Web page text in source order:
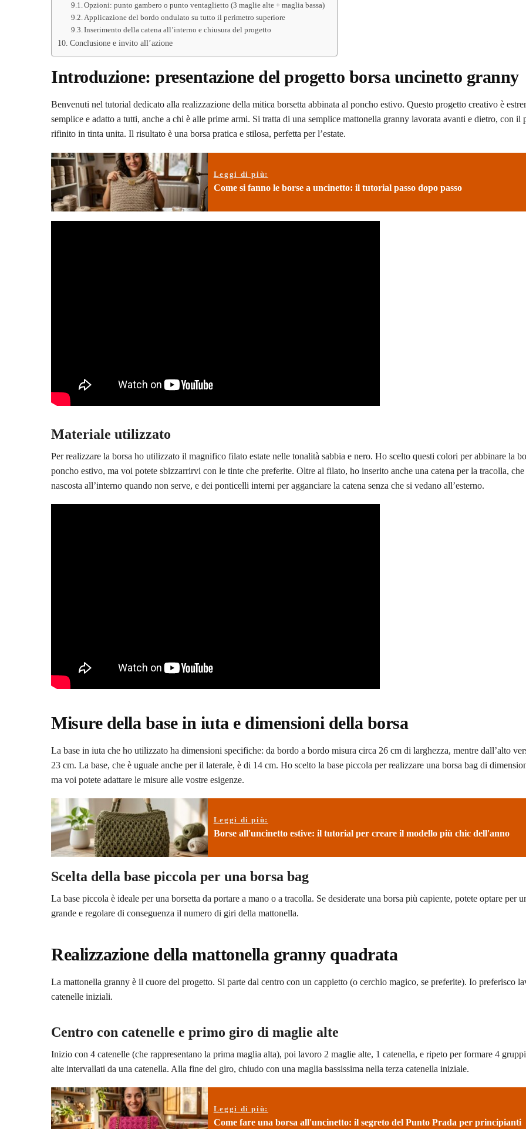
Opzioni: punto gambero o punto ventaglietto (3 maglie alte + maglia bassa)
Applicazione del bordo ondulato su tutto il perimetro superiore
Inserimento della catena all’interno e chiusura del progetto
Conclusione e invito all’azione
Introduzione: presentazione del progetto borsa uncinetto granny
Benvenuti nel tutorial dedicato alla realizzazione della mitica borsetta abbinata al poncho estivo. Questo progetto creativo è
semplice e adatto a tutti, anche a chi è alle prime armi. Si tratta di una semplice mattonella granny lavorata avanti e dietro, con il
rifinito in tinta unita. Il risultato è una borsa pratica e stilosa, perfetta per l’estate.
Leggi di più:
Come si fanno le borse a uncinetto: il tutorial passo dopo passo
Materiale utilizzato
Per realizzare la borsa ho utilizzato il magnifico filato estate nelle tonalità sabbia e nero. Ho scelto questi colori per abbinare la
poncho estivo, ma voi potete sbizzarrirvi con le tinte che preferite. Oltre al filato, ho inserito anche una catena per la tracolla, che
nascosta all’interno quando non serve, e dei ponticelli interni per agganciare la catena senza che si vedano all’esterno.
Misure della base in iuta e dimensioni della borsa
La base in iuta che ho utilizzato ha dimensioni specifiche: da bordo a bordo misura circa 26 cm di larghezza, mentre dall’alto
23 cm. La base, che è uguale anche per il laterale, è di 14 cm. Ho scelto la base piccola per realizzare una borsa bag di
ma voi potete adattare le misure alle vostre esigenze.
Leggi di più:
Borse all'uncinetto estive: il tutorial per creare il modello più chic dell'anno
Scelta della base piccola per una borsa bag
La base piccola è ideale per una borsetta da portare a mano o a tracolla. Se desiderate una borsa più capiente, potete optare per
grande e regolare di conseguenza il numero di giri della mattonella.
Realizzazione della mattonella granny quadrata
La mattonella granny è il cuore del progetto. Si parte dal centro con un cappietto (o cerchio magico, se preferite). Io preferisco
catenelle iniziali.
Centro con catenelle e primo giro di maglie alte
Inizio con 4 catenelle (che rappresentano la prima maglia alta), poi lavoro 2 maglie alte, 1 catenella, e ripeto per formare 4
alte intervallati da una catenella. Alla fine del giro, chiudo con una maglia bassissima nella terza catenella iniziale.
Leggi di più:
Come fare una borsa all'uncinetto: il segreto del Punto Prada per principianti